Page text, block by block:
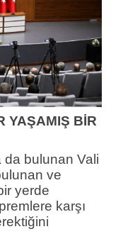
YAŞAMIŞ BİR
da bulunan Vali
ve
yerde
karşı